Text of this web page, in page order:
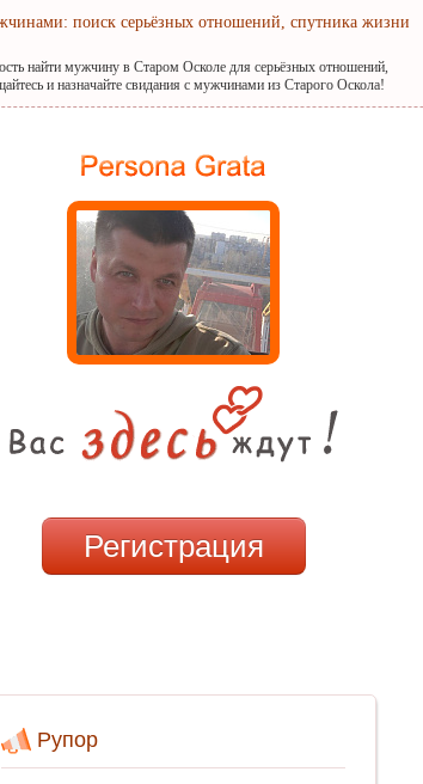
поиск серьёзных отношений, спутника жизни
найти мужчину в Старом Осколе для серьёзных отношений,
и назначайте свидания с мужчинами из Старого Оскола!
Регистрация
Рупор